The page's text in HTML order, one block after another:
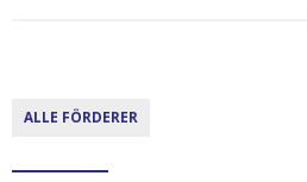
ALLE FÖRDERER